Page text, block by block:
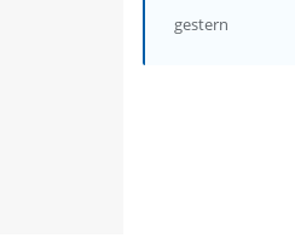
gestern